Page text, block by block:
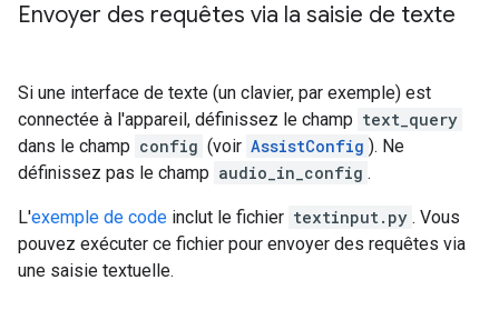
Envoyer des requêtes via la saisie de texte
Si une interface de texte (un clavier, par exemple) est
connectée à l'appareil, définissez le champ text_query
dans le champ config (voir AssistConfig ). Ne
définissez pas le champ audio_in_config .
L'exemple de code inclut le fichier textinput.py . Vous
pouvez exécuter ce fichier pour envoyer des requêtes via
une saisie textuelle.